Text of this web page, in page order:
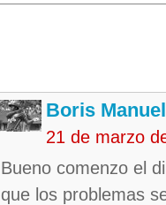
Boris
21 de marzo
Bueno comenzo el
que los problemas